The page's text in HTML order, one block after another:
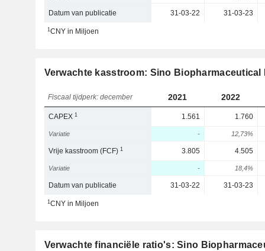
Datum van publicatie 31-03-22 31-03-23
1CNY in Miljoen
Verwachte kasstroom: Sino Biopharmaceutical
Fiscaal tijdperk: december 2021 2022
CAPEX1 1.561 1.760
Variatie - 12,73%
Vrije kasstroom (FCF)1 3.805 4.505
Variatie - 18,4%
Datum van publicatie 31-03-22 31-03-23
1CNY in Miljoen
Verwachte financiële ratio's: Sino